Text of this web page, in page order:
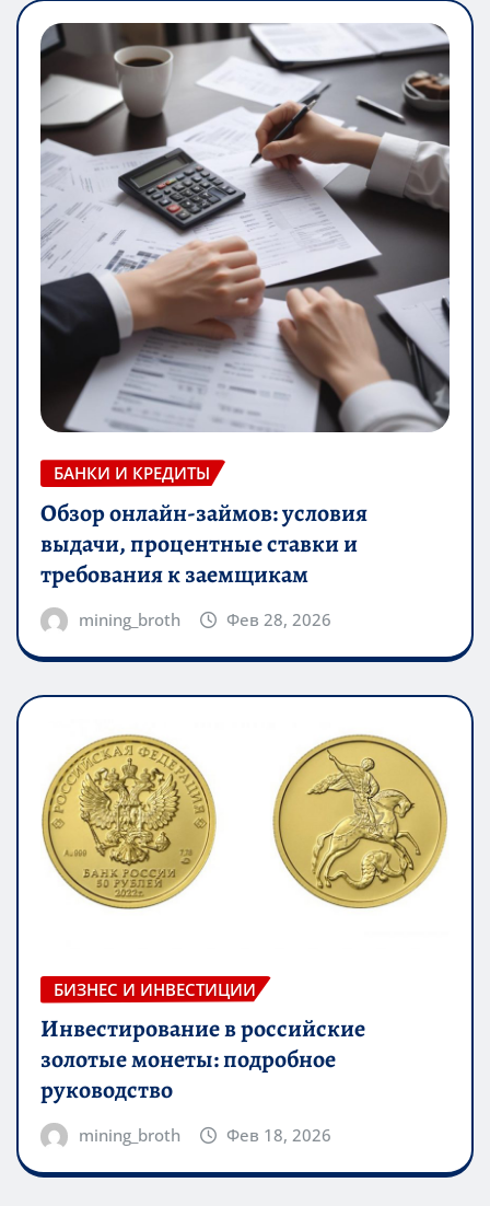
БАНКИ И КРЕДИТЫ
Обзор онлайн-займов: условия
выдачи, процентные ставки и
требования к заемщикам
mining_broth Фев 28, 2026
БИЗНЕС И ИНВЕСТИЦИИ
Инвестирование в российские
золотые монеты: подробное
руководство
mining_broth Фев 18, 2026